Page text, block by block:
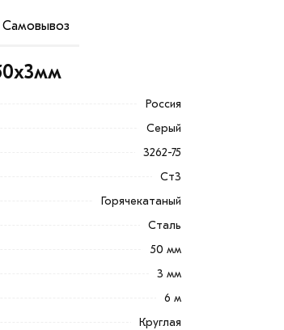
Самовывоз
изделие, уже по названию
отопления или же газовые
Труба водогазопроводная
менеджеры обработают заказ и
самовывоза.
всем стандартам качества.
обязательно).
Россия
Серый
3262-75
Ст3
Горячекатаный
Сталь
50 мм
3 мм
6 м
Круглая